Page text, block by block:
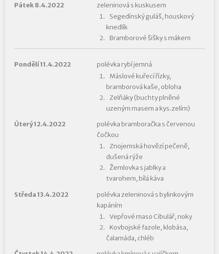
Pátek 8.4.2022
zeleninová s kuskusem
Segedínský guláš, houskový
knedlík
Bramborové šišky s mákem
Pondělí 11.4.2022
polévka rybí jemná
Máslové kuřecí řízky,
bramborová kaše, obloha
Zelňáky (buchty plněné
uzeným masem a kys.zelím)
Úterý 12.4.2022
polévka bramboračka s červenou
čočkou
Znojemská hovězí pečeně,
dušená rýže
Žemlovka s jablky a
tvarohem, bílá káva
Středa 13.4.2022
polévka zeleninová s bylinkovým
kapáním
Vepřové maso Cibulář, noky
Kovbojské fazole, klobása,
čalamáda, chléb